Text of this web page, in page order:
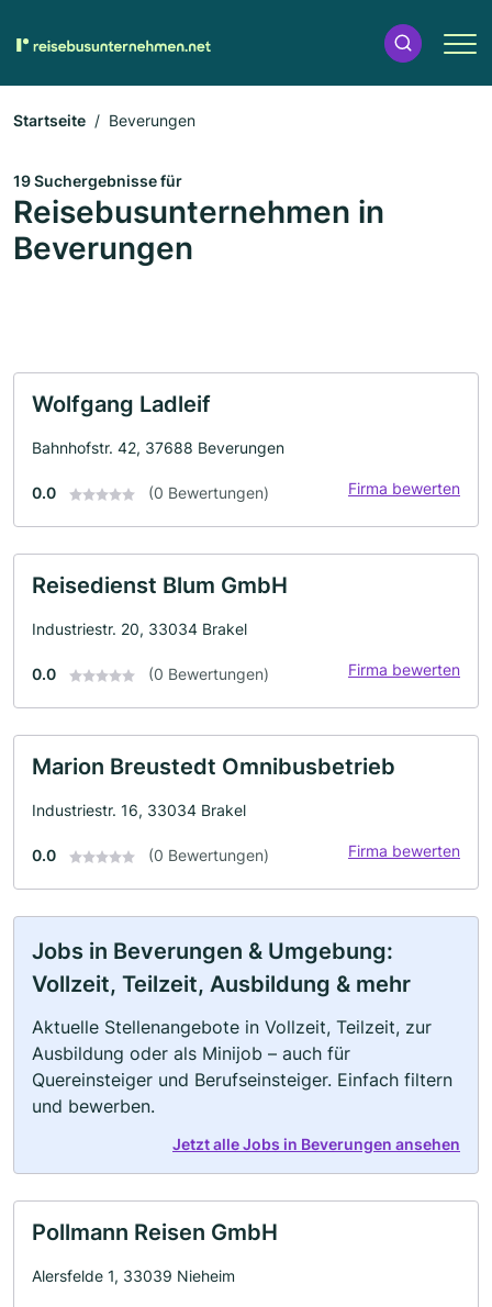
Startseite Beverungen
19 Suchergebnisse für
Reisebusunternehmen in
Beverungen
Wolfgang Ladleif
Bahnhofstr. 42, 37688 Beverungen
0.0 (0 Bewertungen) Firma bewerten
Reisedienst Blum GmbH
Industriestr. 20, 33034 Brakel
0.0 (0 Bewertungen) Firma bewerten
Marion Breustedt Omnibusbetrieb
Industriestr. 16, 33034 Brakel
0.0 (0 Bewertungen) Firma bewerten
Jobs in Beverungen & Umgebung:
Vollzeit, Teilzeit, Ausbildung & mehr
Aktuelle Stellenangebote in Vollzeit, Teilzeit, zur
Ausbildung oder als Minijob – auch für
Quereinsteiger und Berufseinsteiger. Einfach filtern
und bewerben.
Jetzt alle Jobs in Beverungen ansehen
Pollmann Reisen GmbH
Alersfelde 1, 33039 Nieheim